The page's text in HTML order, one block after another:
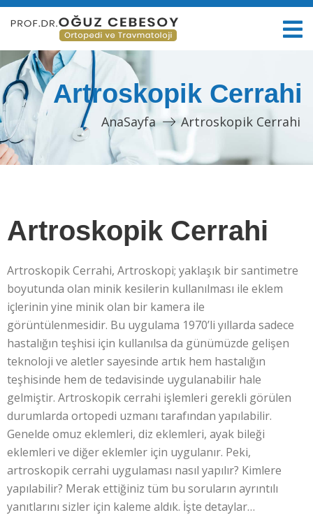
Artroskopik Cerrahi
AnaSayfa Artroskopik Cerrahi
Artroskopik Cerrahi
Artroskopik Cerrahi, Artroskopi; yaklaşık bir santimetre
boyutunda olan minik kesilerin kullanılması ile eklem
içlerinin yine minik olan bir kamera ile
görüntülenmesidir. Bu uygulama 1970’li yıllarda sadece
hastalığın teşhisi için kullanılsa da günümüzde gelişen
teknoloji ve aletler sayesinde artık hem hastalığın
teşhisinde hem de tedavisinde uygulanabilir hale
gelmiştir. Artroskopik cerrahi işlemleri gerekli görülen
durumlarda ortopedi uzmanı tarafından yapılabilir.
Genelde omuz eklemleri, diz eklemleri, ayak bileği
eklemleri ve diğer eklemler için uygulanır. Peki,
artroskopik cerrahi uygulaması nasıl yapılır? Kimlere
yapılabilir? Merak ettiğiniz tüm bu soruların ayrıntılı
yanıtlarını sizler için kaleme aldık. İşte detaylar…